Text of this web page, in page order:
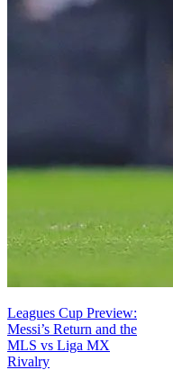
Leagues Cup Preview:
Messi’s Return and the
MLS vs Liga MX
Rivalry